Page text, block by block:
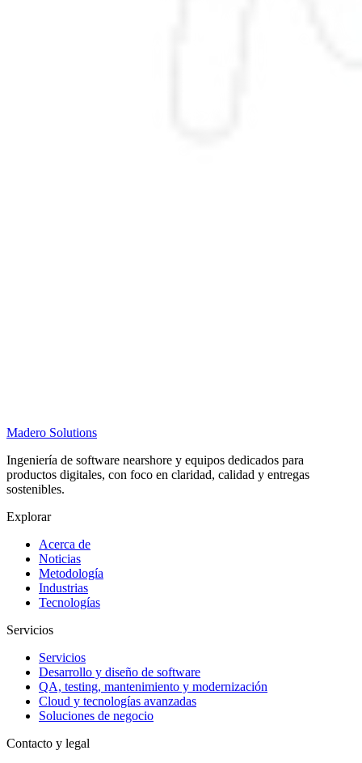
Madero Solutions
Ingeniería de software nearshore y equipos dedicados para
productos digitales, con foco en claridad, calidad y entregas
sostenibles.
Explorar
Acerca de
Noticias
Metodología
Industrias
Tecnologías
Servicios
Servicios
Desarrollo y diseño de software
QA, testing, mantenimiento y modernización
Cloud y tecnologías avanzadas
Soluciones de negocio
Contacto y legal